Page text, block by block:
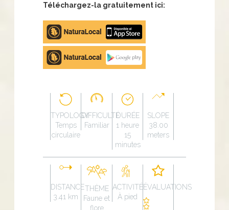
Téléchargez-la gratuitement ici:
Apple
store
Google
Play
TYPOLOGY
Temps
circulaire
DIFFICULTÉ
Familiar
DURÉE
1 heure
15
minutes
SLOPE
38.00
meters
DISTANCE
3.41 km
THÈME
Faune et
flore
ACTIVITÉ
À pied
ÉVALUATIONS